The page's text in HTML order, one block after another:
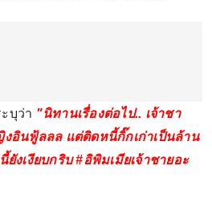
บุว่า "นิทานเรื่องต่อไป.. เจ้าชา
อินฟู้ลลล แต่ติดหนี้กิ๊กเก่าเป็นล้าน
งเงียบกริบ #อิพิมเมียเจ้าชายอะ